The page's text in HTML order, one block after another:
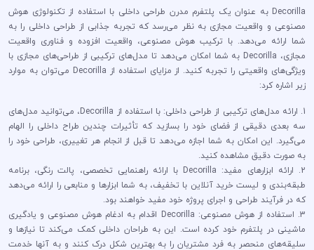
Decorilla به عنوان یک پلتفرم مدرن طراحی داخلی با استفاده از تکنولوژی هوش
مصنوعی و واقعیت مجازی به نظر می‌رسد که تجربه جذابی از طراحی داخلی را به
شما ارائه می‌دهد. با ترکیب هوش مصنوعی، واقعیت افزوده و فناوری واقعیت
مجازی، Decorilla به شما امکان می‌دهد تا مدل‌های ترکیبی از طراحی‌های مجازی با
ویژگی‌های واقعیتی را تجربه کنید. از مزایای استفاده از Decorilla می‌توان به موارد
زیر اشاره کرد:
1. ارائه مدل‌های ترکیبی از طراحی داخلی: با استفاده از Decorilla، می‌توانید مدل‌های
سه بعدی دقیقی از فضای خود را بسازید که تأثیرات چندین طراح داخلی را الهام
می‌گیرد. این امکان به شما اجازه می‌دهد تا قبل از انجام هر تغییری، طراحی خود را
به صورت دقیق مشاهده کنید.
2. ارائه ابزارهای مفید: Decorilla با ارائه راهنمایی تخصصی، پالت رنگی، برنامه
طبقه‌بندی و لیست خرید آنلاین با تخفیف، به شما ابزارها و منابعی را ارائه می‌دهد
که در فرآیند طراحی و اجرای پروژه خود مفید خواهند بود.
3. استفاده از هوش مصنوعی: Decorilla اقدام به ادغام هوش مصنوعی و یادگیری
ماشینی در پلتفرم خود کرده است. این به طراحان داخلی کمک می‌کند تا نیازها و
سلیقه‌های منحصر به فرد مشتریان را به بهترین شکل درک کنند و به آنها خدمت